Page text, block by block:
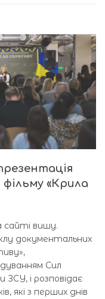
«Крила
сайті вишу.
документальних
Сил
ЗСУ, і розповідає
які з перших днів